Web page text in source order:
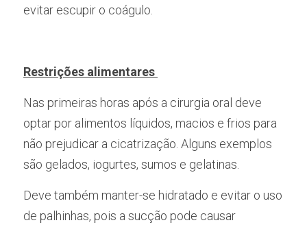
evitar escupir o coágulo.
Restrições alimentares
Nas primeiras horas após a cirurgia oral deve
optar por alimentos líquidos, macios e frios para
não prejudicar a cicatrização. Alguns exemplos
são gelados, iogurtes, sumos e gelatinas.
Deve também manter-se hidratado e evitar o uso
de palhinhas, pois a sucção pode causar